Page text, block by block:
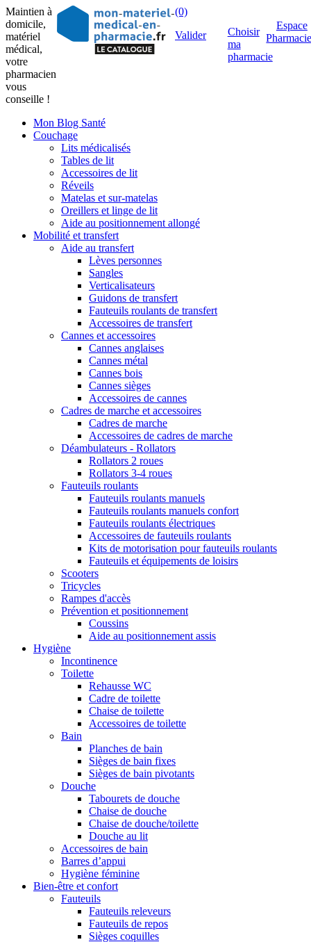
Maintien à
domicile,
matériel
médical,
votre
pharmacien
vous
conseille !
(0)
Valider
Choisir
ma
pharmacie
Espace
Mon Blog Santé
Couchage
Lits médicalisés
Tables de lit
Accessoires de lit
Réveils
Matelas et sur-matelas
Oreillers et linge de lit
Aide au positionnement allongé
Mobilité et transfert
Aide au transfert
Lèves personnes
Sangles
Verticalisateurs
Guidons de transfert
Fauteuils roulants de transfert
Accessoires de transfert
Cannes et accessoires
Cannes anglaises
Cannes métal
Cannes bois
Cannes sièges
Accessoires de cannes
Cadres de marche et accessoires
Cadres de marche
Accessoires de cadres de marche
Déambulateurs - Rollators
Rollators 2 roues
Rollators 3-4 roues
Fauteuils roulants
Fauteuils roulants manuels
Fauteuils roulants manuels confort
Fauteuils roulants électriques
Accessoires de fauteuils roulants
Kits de motorisation pour fauteuils roulants
Fauteuils et équipements de loisirs
Scooters
Tricycles
Rampes d'accès
Prévention et positionnement
Coussins
Aide au positionnement assis
Hygiène
Incontinence
Toilette
Rehausse WC
Cadre de toilette
Chaise de toilette
Accessoires de toilette
Bain
Planches de bain
Sièges de bain fixes
Sièges de bain pivotants
Douche
Tabourets de douche
Chaise de douche
Chaise de douche/toilette
Douche au lit
Accessoires de bain
Barres d’appui
Hygiène féminine
Bien-être et confort
Fauteuils
Fauteuils releveurs
Fauteuils de repos
Sièges coquilles